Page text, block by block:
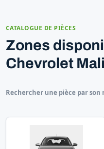
CATALOGUE DE PIÈCES
Zones
Chevrolet
Rechercher une pièce par son